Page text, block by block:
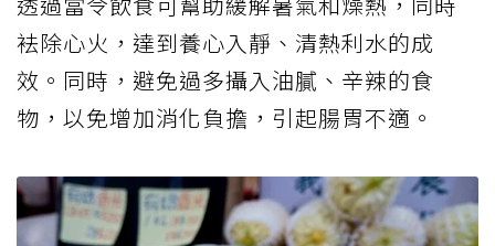
袪除心火，達到養心入靜、清熱利水的成
效。同時，避免過多攝入油膩、辛辣的食
物，以免增加消化負擔，引起腸胃不適。